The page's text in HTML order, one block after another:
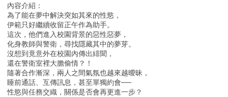
內容介紹：
為了能在夢中解決突如其來的性慾，
伊範只好繼續收留正午作為助手。
這次，他們進入校園背景的惡性惡夢，
化身教師與警衛，尋找隱藏其中的夢芽。
沒想到竟意外在校園內傳出緋聞，
還在警衛室裡大膽偷情？！
隨著合作漸深，兩人之間氣氛也越來越曖昧，
睡前通話、互傳訊息，甚至單獨約會──
性慾與任務交織，關係是否會再更進一步？